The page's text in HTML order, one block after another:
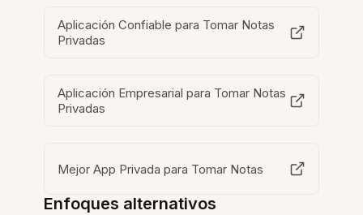
Aplicación Confiable para Tomar Notas
Privadas
Aplicación Empresarial para Tomar Notas
Privadas
Mejor App Privada para Tomar Notas
Enfoques alternativos